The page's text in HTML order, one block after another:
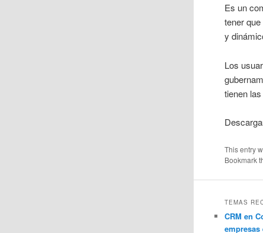
Es un
tener
y
Los
tienen
This entry
Bookmark
TEMAS
CRM en
empresas